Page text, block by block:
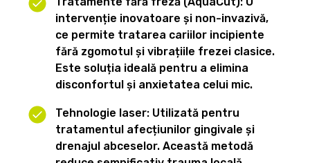
intervenție inovatoare și non-invazivă,
ce permite tratarea cariilor incipiente
fără zgomotul și vibrațiile frezei clasice.
Este soluția ideală pentru a elimina
disconfortul și anxietatea celui mic.
Tehnologie laser: Utilizată pentru
tratamentul afecțiunilor gingivale și
drenajul abceselor. Această metodă